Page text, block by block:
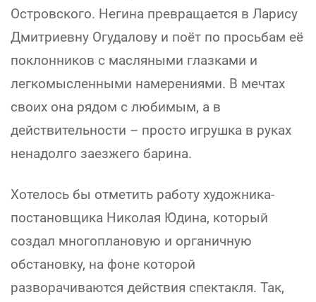
Островского. Негина превращается в Ларису
Дмитриевну Огудалову и поёт по просьбам её
поклонников с масляными глазками и
легкомысленными намерениями. В мечтах
своих она рядом с любимым, а в
действительности – просто игрушка в руках
ненадолго заезжего барина.
Хотелось бы отметить работу художника-
постановщика Николая Юдина, который
создал многоплановую и органичную
обстановку, на фоне которой
разворачиваются действия спектакля. Так,